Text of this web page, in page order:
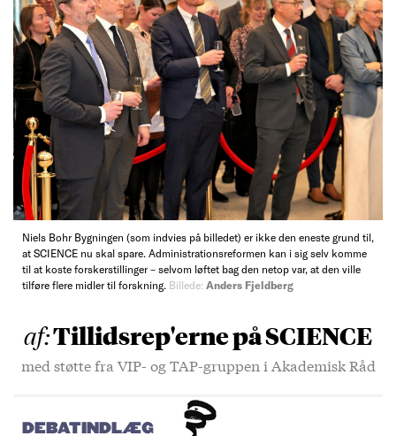
Niels Bohr Bygningen (som indvies på billedet) er ikke den eneste grund til,
at SCIENCE nu skal spare. Administrationsreformen kan i sig selv komme
til at koste forskerstillinger – selvom løftet bag den netop var, at den ville
tilføre flere midler til forskning. Billede: Anders Fjeldberg
af:Tillidsrep'erne på SCIENCE
med støtte fra VIP- og TAP-gruppen i Akademisk Råd
DEBATINDLÆG